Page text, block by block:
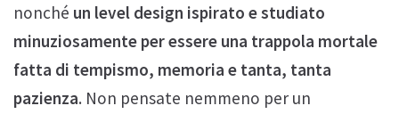
nonché un level design ispirato e studiato
minuziosamente per essere una trappola mortale
fatta di tempismo, memoria e tanta, tanta
pazienza. Non pensate nemmeno per un